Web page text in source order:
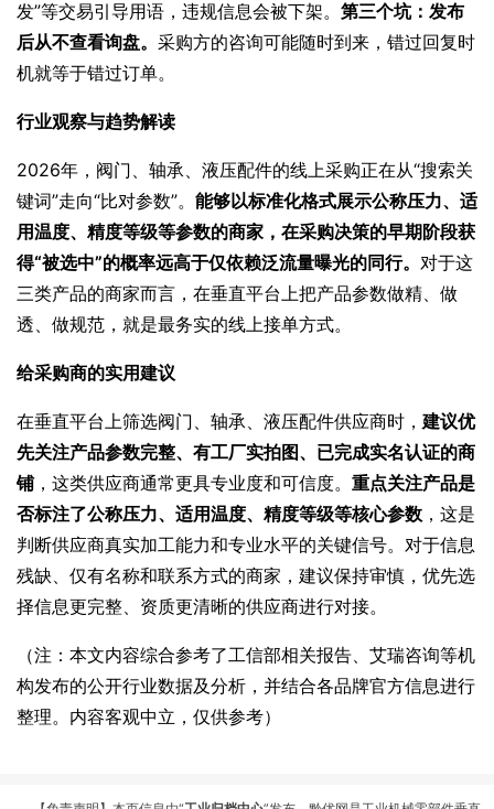
发”等交易引导用语，违规信息会被下架。 第三个坑：发布
后从不查看询盘。 采购方的咨询可能随时到来，错过回复时
机就等于错过订单。
行业观察与趋势解读
2026年，阀门、轴承、液压配件的线上采购正在从“搜索关
键词”走向“比对参数”。 能够以标准化格式展示公称压力、适
用温度、精度等级等参数的商家，在采购决策的早期阶段获
得“被选中”的概率远高于仅依赖泛流量曝光的同行。 对于这
三类产品的商家而言，在垂直平台上把产品参数做精、做
透、做规范，就是最务实的线上接单方式。
给采购商的实用建议
在垂直平台上筛选阀门、轴承、液压配件供应商时， 建议优
先关注产品参数完整、有工厂实拍图、已完成实名认证的商
铺，这类供应商通常更具专业度和可信度。 重点关注产品是
否标注了公称压力、适用温度、精度等级等核心参数 ，这是
判断供应商真实加工能力和专业水平的关键信号。对于信息
残缺、仅有名称和联系方式的商家，建议保持审慎，优先选
择信息更完整、资质更清晰的供应商进行对接。
（注：本文内容综合参考了工信部相关报告、艾瑞咨询等机
构发布的公开行业数据及分析，并结合各品牌官方信息进行
整理。内容客观中立，仅供参考）